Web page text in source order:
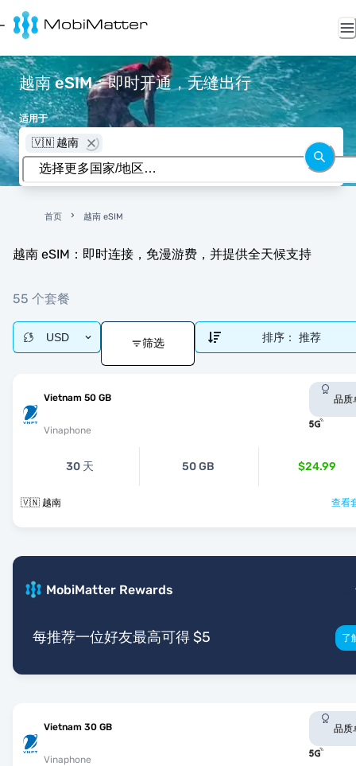
越南 eSIM：即时开通，无缝出行
适用于
🇻🇳 越南
首页 越南 eSIM
越南 eSIM：即时连接，免漫游费，并提供全天候支持
55 个套餐
USD 筛选 排序： 推荐
Vietnam 50 GB
Vinaphone
品质
30 天 50 GB $24.99
🇻🇳 越南 查看
MobiMatter Rewards
每推荐一位好友最高可得 $5 了
Vietnam 30 GB
Vinaphone
品质